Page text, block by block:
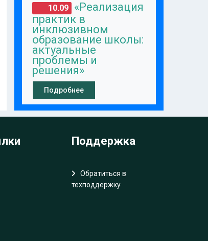
10.09
«Реализация
практик в
инклюзивном
образование школы:
актуальные
проблемы и
решения»
Подробнее
Поддержка
Обратиться в
техподдержку